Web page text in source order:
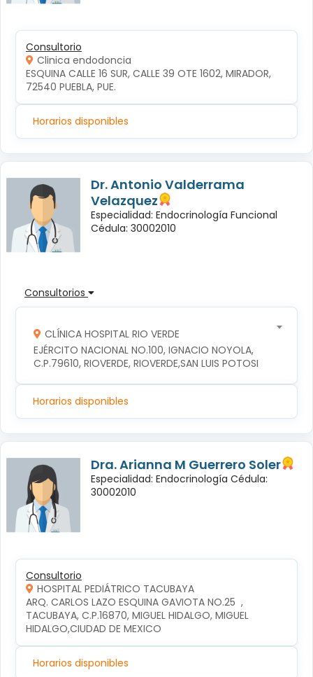
Consultorio
Clinica endodoncia
ESQUINA CALLE 16 SUR, CALLE 39 OTE 1602, MIRADOR,
72540 PUEBLA, PUE.
Horarios disponibles
Dr. Antonio Valderrama
Velazquez
Especialidad: Endocrinología Funcional
Cédula: 30002010
Consultorios
CLÍNICA HOSPITAL RIO VERDE
EJÉRCITO NACIONAL NO.100, IGNACIO NOYOLA,
C.P.79610, RIOVERDE, RIOVERDE,SAN LUIS POTOSI
Horarios disponibles
Dra. Arianna M Guerrero Soler
Especialidad: Endocrinología Cédula:
30002010
Consultorio
HOSPITAL PEDIÁTRICO TACUBAYA
ARQ. CARLOS LAZO ESQUINA GAVIOTA NO.25  ,
TACUBAYA, C.P.16870, MIGUEL HIDALGO, MIGUEL
HIDALGO,CIUDAD DE MEXICO
Horarios disponibles